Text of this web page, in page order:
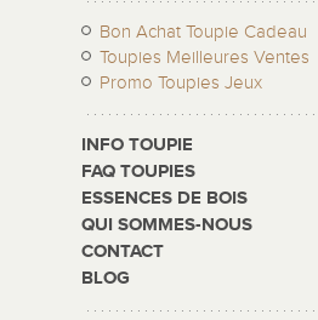
Bon Achat Toupie Cadeau
Toupies Meilleures Ventes
Promo Toupies Jeux
INFO TOUPIE
FAQ TOUPIES
ESSENCES DE BOIS
QUI SOMMES-NOUS
CONTACT
BLOG